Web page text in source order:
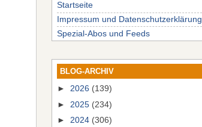
Startseite
Impressum und Datenschutzerklärung
Spezial-Abos und Feeds
BLOG-ARCHIV
► 2026 (139)
► 2025 (234)
► 2024 (306)